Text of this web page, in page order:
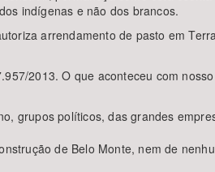
indígenas e não dos brancos.
arrendamento de pasto em
2013. O que aconteceu com
grupos políticos, das grandes
de Belo Monte, nem de